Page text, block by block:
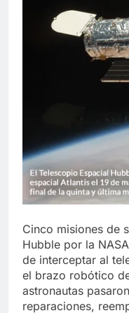
Cinco misiones de
Hubble por la
de interceptar al
el brazo robótico
astronautas
reparaciones,